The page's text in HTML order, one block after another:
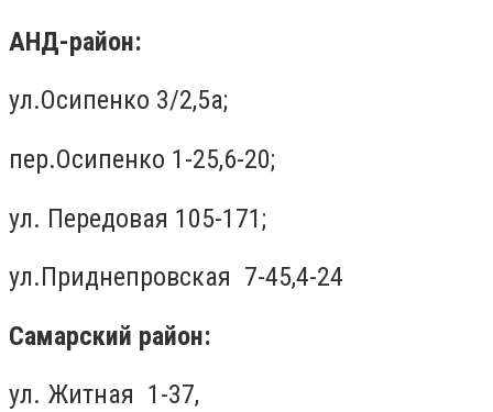
АНД-район:
ул.Осипенко 3/2,5а;
пер.Осипенко 1-25,6-20;
ул. Передовая 105-171;
ул.Приднепровская 7-45,4-24
Самарский район:
ул. Житная 1-37,